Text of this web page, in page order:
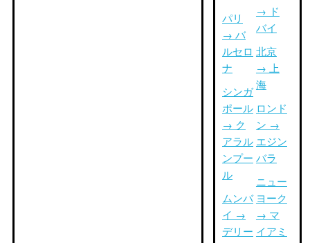
パリ
→ バ
ルセロ
ナ
シンガ
ポール
→ ク
アラル
ンプー
ル
ムンバ
イ →
デリー
→ ド
バイ
北京
→ 上
海
ロンド
ン →
エジン
バラ
ニュー
ヨーク
→ マ
イアミ